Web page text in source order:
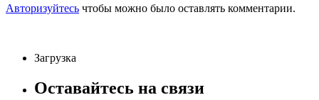
Авторизуйтесь чтобы можно было оставлять комментарии.
Загрузка
Оставайтесь на связи